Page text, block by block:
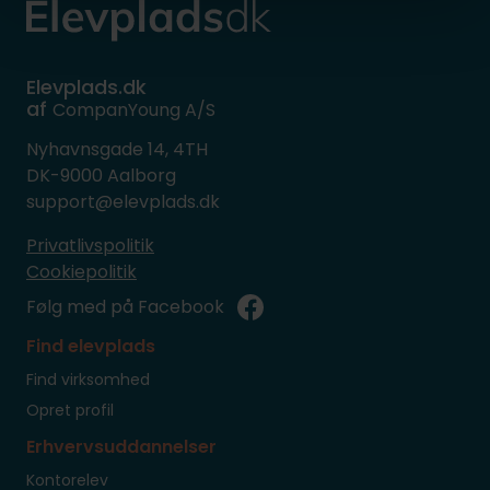
Elevplads.dk
af CompanYoung A/S
Nyhavnsgade 14, 4TH
DK-9000 Aalborg
support@elevplads.dk
Privatlivspolitik
Cookiepolitik
Følg med på Facebook
Find elevplads
Find virksomhed
Opret profil
Erhvervsuddannelser
Kontorelev